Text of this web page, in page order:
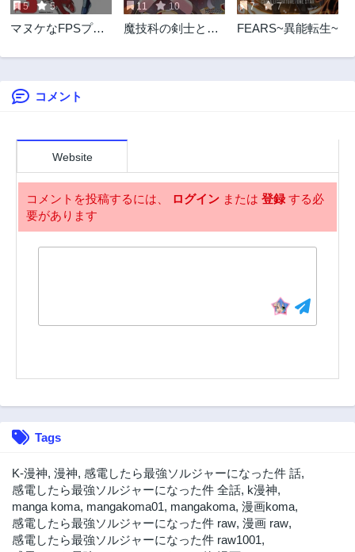
53話
3年前
52話
3年前
51話 50話
49話
47話
45話
3年前
44話
3年前
43話
33話
3年前
31話
3年前
30話
3年前
29話
3年前
28話
3年前
5 5
マヌケなFPSプレ
落ちた場合
11 10
魔技科の剣士と召
7 7
FEARS~異能転生~
コメント
Website
コメントを投稿するには、 ログイン または 登録する必
要があります
Tags
K-漫神, 漫神, 感電したら最強ソルジャーになった件 話,
感電したら最強ソルジャーになった件 全話, k漫神,
manga koma, mangakoma01, mangakoma, 漫画koma,
感電したら最強ソルジャーになった件 raw, 漫画 raw,
感電したら最強ソルジャーになった件 raw1001,